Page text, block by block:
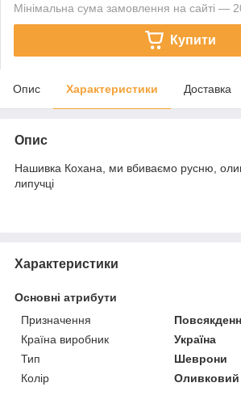
Мінімальна сума замовлення на сайті —
Купити
Опис Характеристики Доставка
Опис
Нашивка Кохана, ми вбиваємо русню,
липучці
Характеристики
Основні атрибути
Призначення
Країна виробник
Україна
Тип
Шеврони
Колір
Оливковий